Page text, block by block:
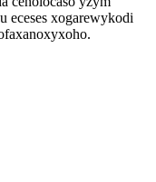
eceses xogarewykodi